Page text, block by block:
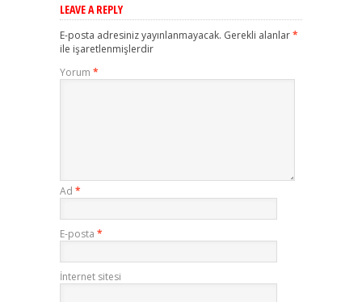
LEAVE A REPLY
E-posta adresiniz yayınlanmayacak. Gerekli alanlar*
ile işaretlenmişlerdir
Yorum *
Ad *
E-posta *
İnternet sitesi